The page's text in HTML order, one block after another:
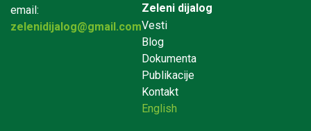
email:
zelenidijalog@gmail.com
Zeleni dijalog
Vesti
Blog
Dokumenta
Publikacije
Kontakt
English